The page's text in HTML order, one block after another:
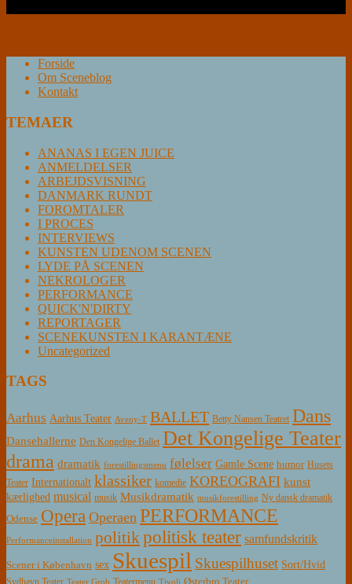
Forside
Om Sceneblog
Kontakt
TEMAER
ANANAS I EGEN JUICE
ANMELDELSER
ARBEJDSVISNING
DANMARK RUNDT
FOROMTALER
I PROCES
INTERVIEWS
KUNSTEN UDENOM SCENEN
LYDE PÅ SCENEN
NEKROLOGER
PERFORMANCE
QUICK'N'DIRTY
REPORTAGER
SCENEKUNSTEN I KARANTÆNE
Uncategorized
TAGS
Aarhus Aarhus Teater Aveny-T BALLET Betty Nansen Teatret Dans
Dansehallerne Den Kongelige Ballet Det Kongelige Teater
drama dramatik forestillingsmenu følelser Gamle Scene humor Husets
Teater Internationalt klassiker komedie KOREOGRAFI kunst
kærlighed musical musik Musikdramatik musikforestilling Ny dansk dramatik
Odense Opera Operaen PERFORMANCE
Performanceinstallation politikpolitisk teater samfundskritik
Scener i København sex Skuespil Skuespilhuset Sort/Hvid
Sydhavn Teater Teater Grob Teatermenu Tivoli Østerbro Teater